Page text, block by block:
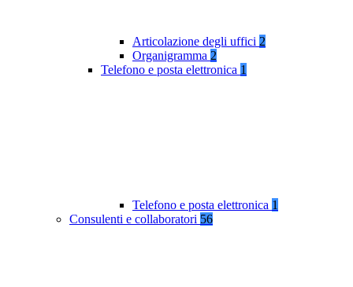
Articolazione degli uffici 2
Organigramma 2
Telefono e posta elettronica 1
Telefono e posta elettronica 1
Consulenti e collaboratori 56